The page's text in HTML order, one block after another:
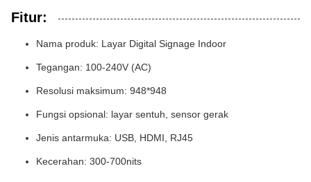
Fitur:
Nama produk: Layar Digital Signage Indoor
Tegangan: 100-240V (AC)
Resolusi maksimum: 948*948
Fungsi opsional: layar sentuh, sensor gerak
Jenis antarmuka: USB, HDMI, RJ45
Kecerahan: 300-700nits